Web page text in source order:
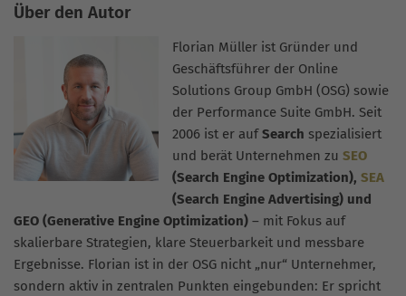
Über den Autor
Florian Müller ist Gründer und
Geschäftsführer der Online
Solutions Group GmbH (OSG) sowie
der Performance Suite GmbH. Seit
2006 ist er aufSearch spezialisiert
und berät Unternehmen zu SEO
(Search Engine Optimization), SEA
(Search Engine Advertising) und
GEO (Generative Engine Optimization) – mit Fokus auf
skalierbare Strategien, klare Steuerbarkeit und messbare
Ergebnisse. Florian ist in der OSG nicht „nur“ Unternehmer,
sondern aktiv in zentralen Punkten eingebunden: Er spricht